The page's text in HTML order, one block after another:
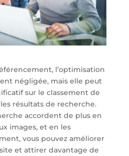
l’optimisation
négligée, mais elle peut
sur le classement de
résultats de recherche.
accordent de plus en
images, et en les
vous pouvez améliorer
et attirer davantage de